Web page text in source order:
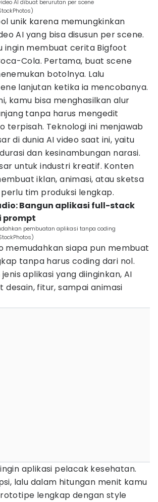
AI dibuat berurutan per scene
unik karena memungkinkan
AI yang bisa disusun per scene.
ingin membuat cerita Bigfoot
Cola. Pertama, buat scene
botolnya. Lalu
lanjutan ketika ia mencobanya.
kamu bisa menghasilkan alur
tanpa harus mengedit
terpisah. Teknologi ini menjawab
di dunia AI video saat ini, yaitu
dan kesinambungan narasi.
untuk industri kreatif. Konten
iklan, animasi, atau sketsa
tim produksi lengkap.
Bangun aplikasi full-stack
prompt
pembuatan aplikasi tanpa coding
memudahkan siapa pun membuat
tanpa harus coding dari nol.
aplikasi yang diinginkan, AI
desain, fitur, sampai animasi
aplikasi pelacak kesehatan.
lalu dalam hitungan menit kamu
lengkap dengan style